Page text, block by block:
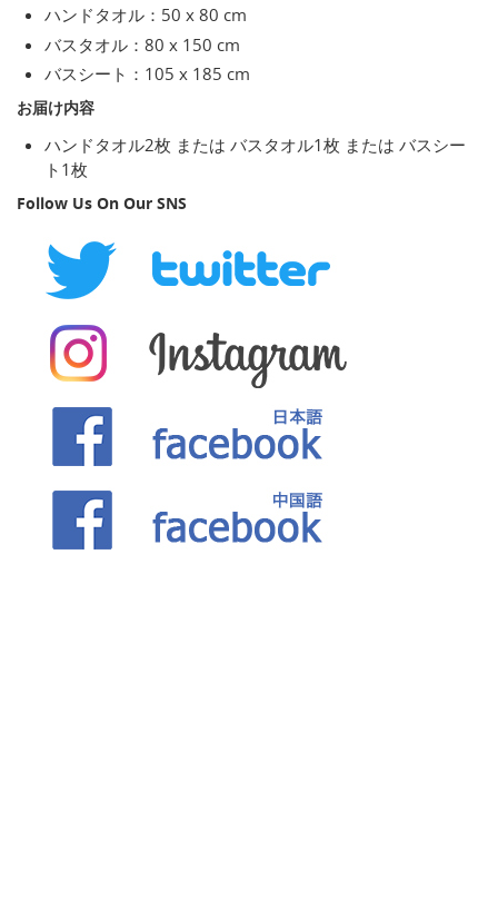
ハンドタオル：50 x 80 cm
バスタオル：80 x 150 cm
バスシート：105 x 185 cm
お届け内容
ハンドタオル2枚 または バスタオル1枚 または バスシー
ト1枚
Follow Us On Our SNS